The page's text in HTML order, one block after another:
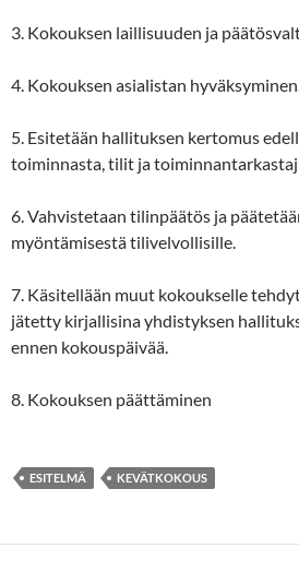
3. Kokouksen laillisuuden ja
4. Kokouksen asialistan hyväksyminen.
5. Esitetään hallituksen kertomus
toiminnasta, tilit ja
6. Vahvistetaan tilinpäätös ja
myöntämisestä tilivelvollisille.
7. Käsitellään muut kokoukselle
jätetty kirjallisina yhdistyksen
ennen kokouspäivää.
8. Kokouksen päättäminen
ESITELMÄ KEVÄTKOKOUS